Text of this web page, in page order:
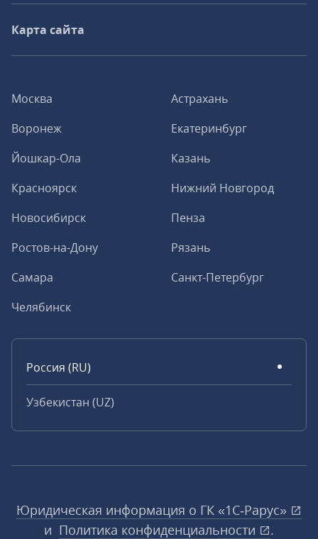
Москва
Астрахань
Воронеж
Екатеринбург
Йошкар-Ола
Казань
Красноярск
Нижний Новгород
Новосибирск
Пенза
Ростов-на-Дону
Рязань
Самара
Санкт-Петербург
Челябинск
Россия (RU)
Узбекистан (UZ)
Карта сайта
Юридическая информация о ГК «1С‑Рарус»
и Политика конфиденциальности
.